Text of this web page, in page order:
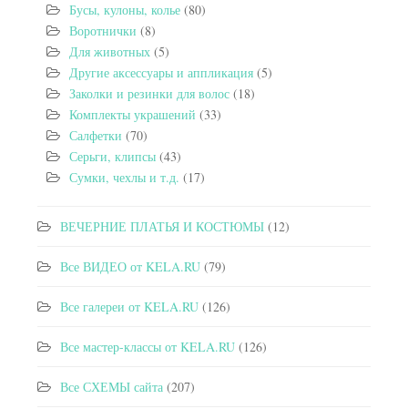
Бусы, кулоны, колье (80)
Воротнички (8)
Для животных (5)
Другие аксессуары и аппликация (5)
Заколки и резинки для волос (18)
Комплекты украшений (33)
Салфетки (70)
Серьги, клипсы (43)
Сумки, чехлы и т.д. (17)
ВЕЧЕРНИЕ ПЛАТЬЯ И КОСТЮМЫ (12)
Все ВИДЕО от KELA.RU (79)
Все галереи от KELA.RU (126)
Все мастер-классы от KELA.RU (126)
Все СХЕМЫ сайта (207)